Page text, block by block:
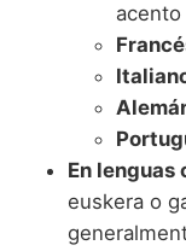
acento
En lenguas
euskera o